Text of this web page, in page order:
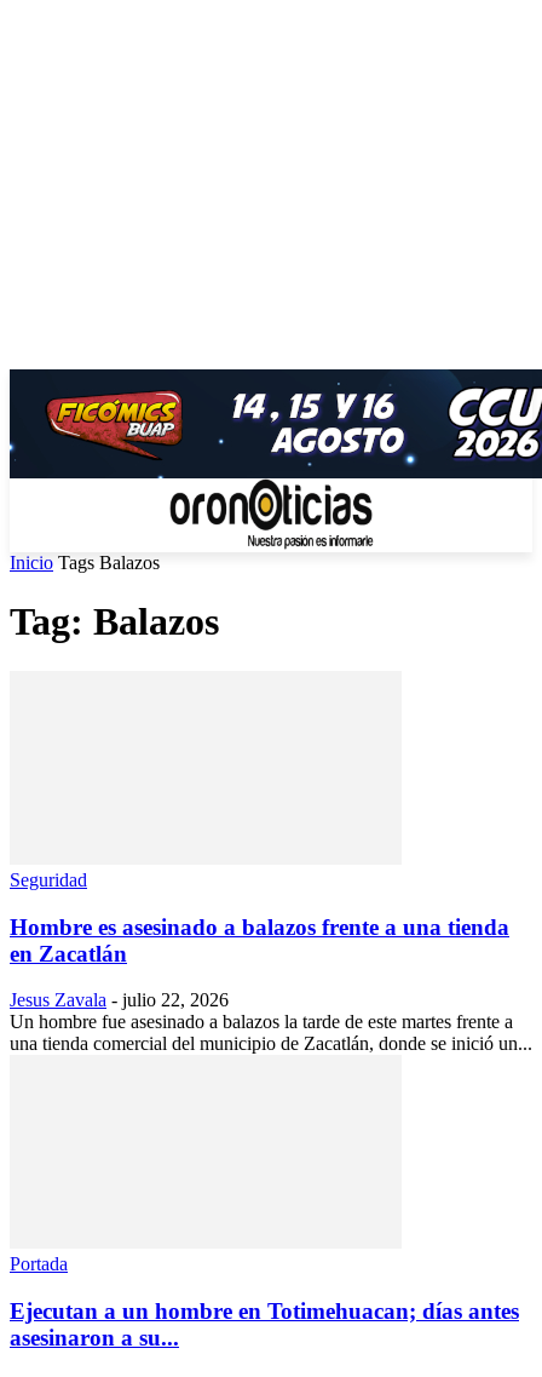
Inicio Tags Balazos
Tag: Balazos
Seguridad
Hombre es asesinado a balazos frente a una tienda
en Zacatlán
Jesus Zavala - julio 22, 2026
Un hombre fue asesinado a balazos la tarde de este martes frente a
una tienda comercial del municipio de Zacatlán, donde se inició un...
Portada
Ejecutan a un hombre en Totimehuacan; días antes
asesinaron a su...